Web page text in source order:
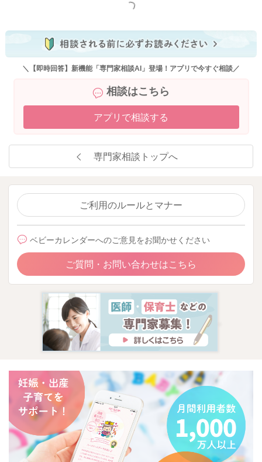
もっと見る
＼【即時回答】新機能「専門家相談AI」登場！アプリで今すぐ相談／
相談はこちら
アプリで相談する
専門家相談トップへ
ご利用のルールとマナー
ベビーカレンダーへのご意見をお聞かせください
ご質問・お問い合わせはこちら